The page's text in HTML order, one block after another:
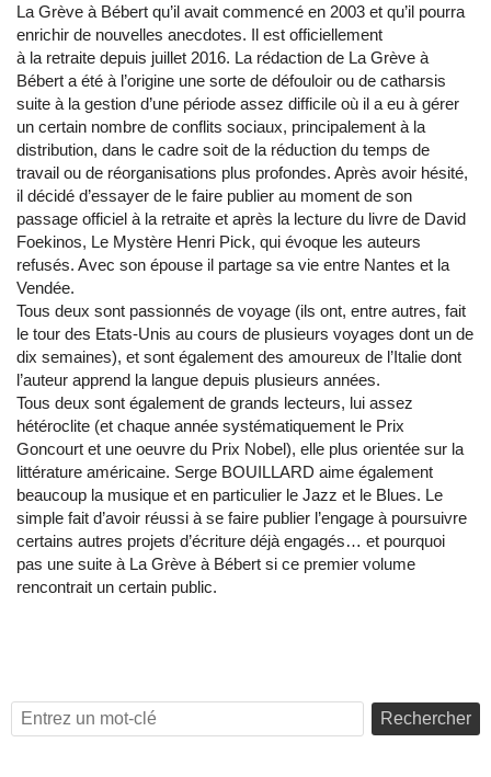
La Grève à Bébert qu’il avait commencé en 2003 et qu’il pourra
enrichir de nouvelles anecdotes. Il est officiellement
à la retraite depuis juillet 2016. La rédaction de La Grève à
Bébert a été à l’origine une sorte de défouloir ou de catharsis
suite à la gestion d’une période assez difficile où il a eu à gérer
un certain nombre de conflits sociaux, principalement à la
distribution, dans le cadre soit de la réduction du temps de
travail ou de réorganisations plus profondes. Après avoir hésité,
il décidé d’essayer de le faire publier au moment de son
passage officiel à la retraite et après la lecture du livre de David
Foekinos, Le Mystère Henri Pick, qui évoque les auteurs
refusés. Avec son épouse il partage sa vie entre Nantes et la
Vendée.
Tous deux sont passionnés de voyage (ils ont, entre autres, fait
le tour des Etats-Unis au cours de plusieurs voyages dont un de
dix semaines), et sont également des amoureux de l’Italie dont
l’auteur apprend la langue depuis plusieurs années.
Tous deux sont également de grands lecteurs, lui assez
hétéroclite (et chaque année systématiquement le Prix
Goncourt et une oeuvre du Prix Nobel), elle plus orientée sur la
littérature américaine. Serge BOUILLARD aime également
beaucoup la musique et en particulier le Jazz et le Blues. Le
simple fait d’avoir réussi à se faire publier l’engage à poursuivre
certains autres projets d’écriture déjà engagés… et pourquoi
pas une suite à La Grève à Bébert si ce premier volume
rencontrait un certain public.
Rechercher